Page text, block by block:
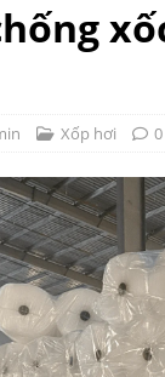
Xốp hơi 0